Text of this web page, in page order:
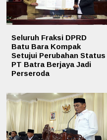
Seluruh Fraksi DPRD
Batu Bara Kompak
Setujui Perubahan Status
PT Batra Berjaya Jadi
Perseroda